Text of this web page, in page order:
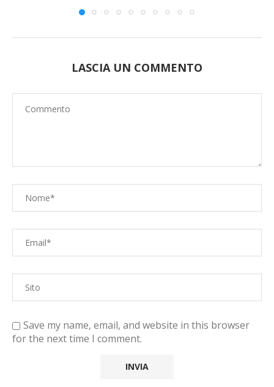
LASCIA UN COMMENTO
Save my name, email, and website in this browser
for the next time I comment.